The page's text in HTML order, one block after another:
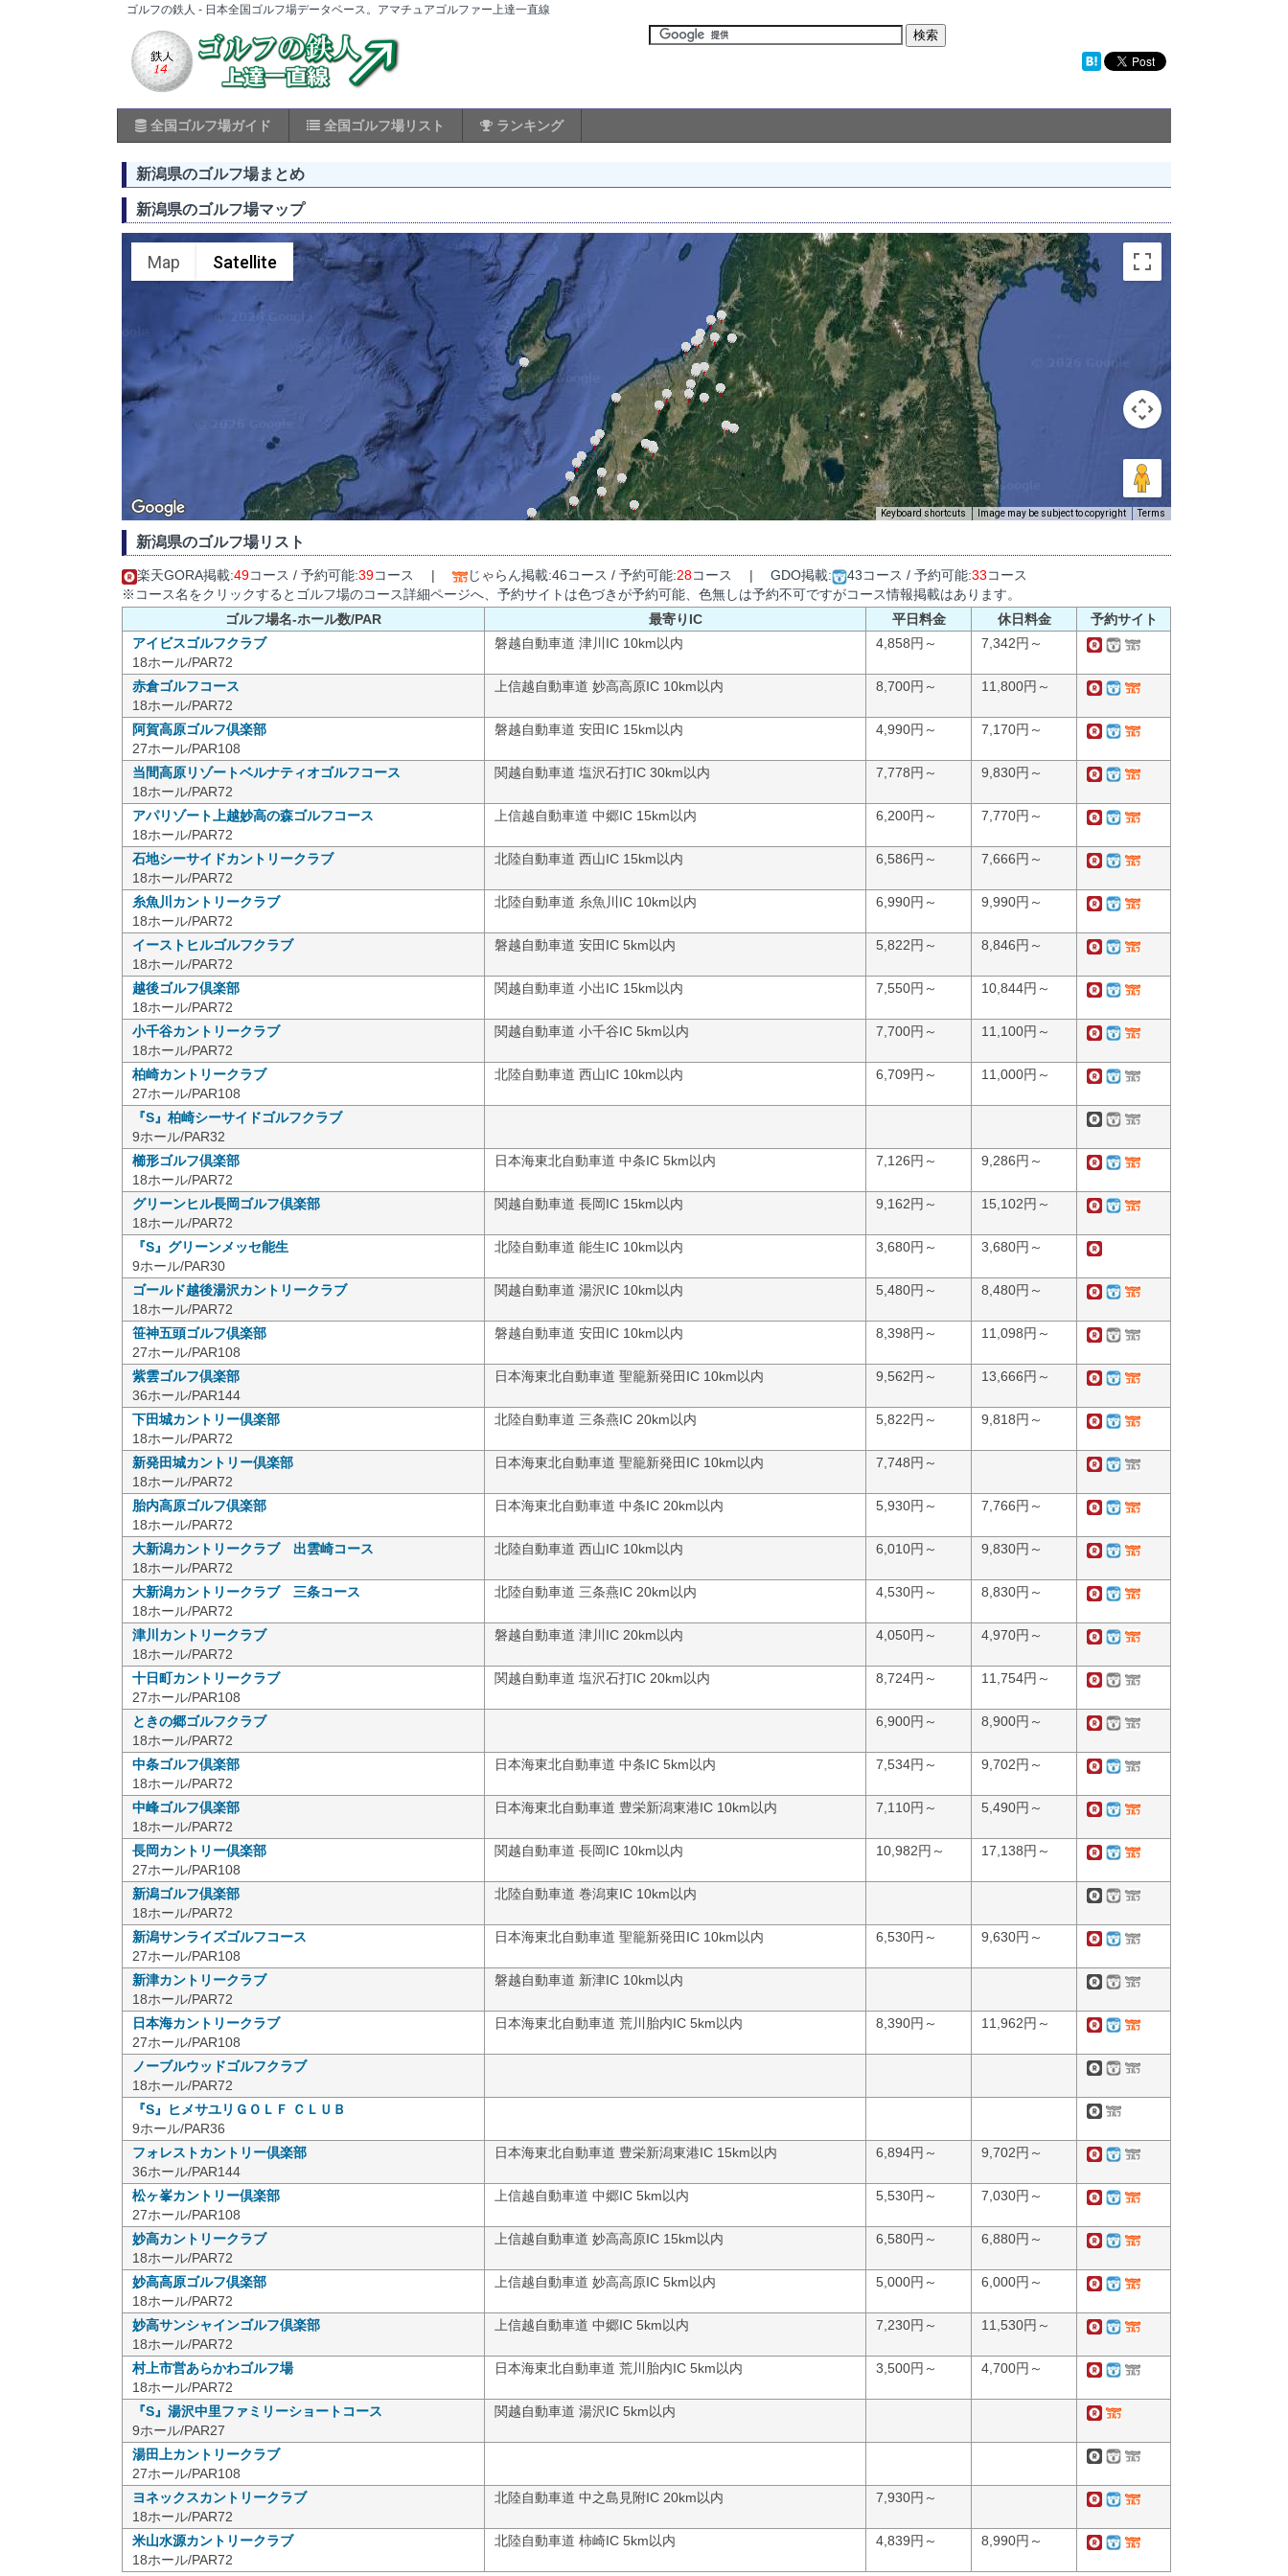
ゴルフの鉄人 - 日本全国ゴルフ場データベース。アマチュアゴルファー上達一直線
全国ゴルフ場ガイド 全国ゴルフ場リスト ランキング
新潟県のゴルフ場まとめ
新潟県のゴルフ場マップ
Map Satellite
Keyboard shortcuts Image may be subject to copyright Terms
新潟県のゴルフ場リスト
楽天GORA掲載:49コース / 予約可能:39コース | じゃらん掲載:46コース / 予約可能:28コース | GDO掲載: 43コース / 予約可能:33コース
※コース名をクリックするとゴルフ場のコース詳細ページへ、予約サイトは色づきが予約可能、色無しは予約不可ですがコース情報掲載はあります。
ゴルフ場名-ホール数/PAR
最寄りIC 平日料金 休日料金
予約サイト
アイビスゴルフクラブ
18ホール/PAR72
磐越自動車道 津川IC 10km以内 4,858円～ 7,342円～
赤倉ゴルフコース
18ホール/PAR72
上信越自動車道 妙高高原IC 10km以内 8,700円～ 11,800円～
阿賀高原ゴルフ倶楽部
27ホール/PAR108
磐越自動車道 安田IC 15km以内 4,990円～ 7,170円～
当間高原リゾートベルナティオゴルフコース
18ホール/PAR72
関越自動車道 塩沢石打IC 30km以内 7,778円～ 9,830円～
アパリゾート上越妙高の森ゴルフコース
18ホール/PAR72
上信越自動車道 中郷IC 15km以内 6,200円～ 7,770円～
石地シーサイドカントリークラブ
18ホール/PAR72
北陸自動車道 西山IC 15km以内 6,586円～ 7,666円～
糸魚川カントリークラブ
18ホール/PAR72
北陸自動車道 糸魚川IC 10km以内 6,990円～ 9,990円～
イーストヒルゴルフクラブ
18ホール/PAR72
磐越自動車道 安田IC 5km以内 5,822円～ 8,846円～
越後ゴルフ倶楽部
18ホール/PAR72
関越自動車道 小出IC 15km以内 7,550円～ 10,844円～
小千谷カントリークラブ
18ホール/PAR72
関越自動車道 小千谷IC 5km以内 7,700円～ 11,100円～
柏崎カントリークラブ
27ホール/PAR108
北陸自動車道 西山IC 10km以内 6,709円～ 11,000円～
『S』柏崎シーサイドゴルフクラブ
9ホール/PAR32
櫛形ゴルフ倶楽部
18ホール/PAR72
日本海東北自動車道 中条IC 5km以内 7,126円～ 9,286円～
グリーンヒル長岡ゴルフ倶楽部
18ホール/PAR72
関越自動車道 長岡IC 15km以内 9,162円～ 15,102円～
『S』グリーンメッセ能生
9ホール/PAR30
北陸自動車道 能生IC 10km以内 3,680円～ 3,680円～
ゴールド越後湯沢カントリークラブ
18ホール/PAR72
関越自動車道 湯沢IC 10km以内 5,480円～ 8,480円～
笹神五頭ゴルフ倶楽部
27ホール/PAR108
磐越自動車道 安田IC 10km以内 8,398円～ 11,098円～
紫雲ゴルフ倶楽部
36ホール/PAR144
日本海東北自動車道 聖籠新発田IC 10km以内 9,562円～ 13,666円～
下田城カントリー倶楽部
18ホール/PAR72
北陸自動車道 三条燕IC 20km以内 5,822円～ 9,818円～
新発田城カントリー倶楽部
18ホール/PAR72
日本海東北自動車道 聖籠新発田IC 10km以内 7,748円～
胎内高原ゴルフ倶楽部
18ホール/PAR72
日本海東北自動車道 中条IC 20km以内 5,930円～ 7,766円～
大新潟カントリークラブ 出雲崎コース
18ホール/PAR72
北陸自動車道 西山IC 10km以内 6,010円～ 9,830円～
大新潟カントリークラブ 三条コース
18ホール/PAR72
北陸自動車道 三条燕IC 20km以内 4,530円～ 8,830円～
津川カントリークラブ
18ホール/PAR72
磐越自動車道 津川IC 20km以内 4,050円～ 4,970円～
十日町カントリークラブ
27ホール/PAR108
関越自動車道 塩沢石打IC 20km以内 8,724円～ 11,754円～
ときの郷ゴルフクラブ
18ホール/PAR72
6,900円～ 8,900円～
中条ゴルフ倶楽部
18ホール/PAR72
日本海東北自動車道 中条IC 5km以内 7,534円～ 9,702円～
中峰ゴルフ倶楽部
18ホール/PAR72
日本海東北自動車道 豊栄新潟東港IC 10km以内 7,110円～ 5,490円～
長岡カントリー倶楽部
27ホール/PAR108
関越自動車道 長岡IC 10km以内 10,982円～ 17,138円～
新潟ゴルフ倶楽部
18ホール/PAR72
北陸自動車道 巻潟東IC 10km以内
新潟サンライズゴルフコース
27ホール/PAR108
日本海東北自動車道 聖籠新発田IC 10km以内 6,530円～ 9,630円～
新津カントリークラブ
18ホール/PAR72
磐越自動車道 新津IC 10km以内
日本海カントリークラブ
27ホール/PAR108
日本海東北自動車道 荒川胎内IC 5km以内 8,390円～ 11,962円～
ノーブルウッドゴルフクラブ
18ホール/PAR72
『S』ヒメサユリＧＯＬＦ ＣＬＵＢ
9ホール/PAR36
フォレストカントリー倶楽部
36ホール/PAR144
日本海東北自動車道 豊栄新潟東港IC 15km以内 6,894円～ 9,702円～
松ヶ峯カントリー倶楽部
27ホール/PAR108
上信越自動車道 中郷IC 5km以内 5,530円～ 7,030円～
妙高カントリークラブ
18ホール/PAR72
上信越自動車道 妙高高原IC 15km以内 6,580円～ 6,880円～
妙高高原ゴルフ倶楽部
18ホール/PAR72
上信越自動車道 妙高高原IC 5km以内 5,000円～ 6,000円～
妙高サンシャインゴルフ倶楽部
18ホール/PAR72
上信越自動車道 中郷IC 5km以内 7,230円～ 11,530円～
村上市営あらかわゴルフ場
18ホール/PAR72
日本海東北自動車道 荒川胎内IC 5km以内 3,500円～ 4,700円～
『S』湯沢中里ファミリーショートコース
9ホール/PAR27
関越自動車道 湯沢IC 5km以内
湯田上カントリークラブ
27ホール/PAR108
ヨネックスカントリークラブ
18ホール/PAR72
北陸自動車道 中之島見附IC 20km以内 7,930円～
米山水源カントリークラブ
18ホール/PAR72
北陸自動車道 柿崎IC 5km以内 4,839円～ 8,990円～